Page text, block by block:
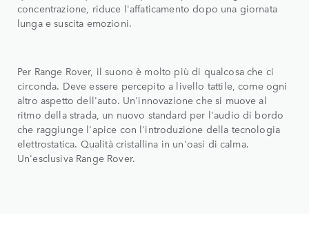
concentrazione, riduce l'affaticamento dopo una giornata
lunga e suscita emozioni.
Per Range Rover, il suono è molto più di qualcosa che ci
circonda. Deve essere percepito a livello tattile, come ogni
altro aspetto dell'auto. Un'innovazione che si muove al
ritmo della strada, un nuovo standard per l'audio di bordo
che raggiunge l'apice con l'introduzione della tecnologia
elettrostatica. Qualità cristallina in un'oasi di calma.
Un'esclusiva Range Rover.